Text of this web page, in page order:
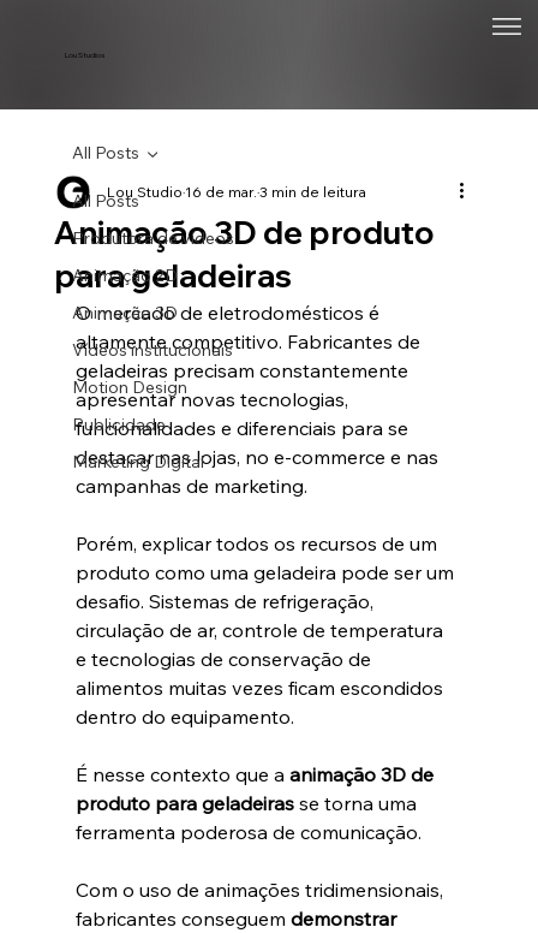
Lou Studios
All Posts
Produtora de vídeos
Animação 2D
Animação 3D
Vídeos institucionais
Motion Design
Publicidade
Marketing Digital
All Posts
Animação 3D de produto
para geladeiras
Lou Studio16 de mar.3 min de leitura
O mercado de eletrodomésticos é
altamente competitivo. Fabricantes de
geladeiras precisam constantemente
apresentar novas tecnologias,
funcionalidades e diferenciais para se
destacar nas lojas, no e-commerce e nas
campanhas de marketing.
Porém, explicar todos os recursos de um
produto como uma geladeira pode ser um
desafio. Sistemas de refrigeração,
circulação de ar, controle de temperatura
e tecnologias de conservação de
alimentos muitas vezes ficam escondidos
dentro do equipamento.
É nesse contexto que a animação 3D de
produto para geladeiras se torna uma
ferramenta poderosa de comunicação.
Com o uso de animações tridimensionais,
fabricantes conseguem demonstrar